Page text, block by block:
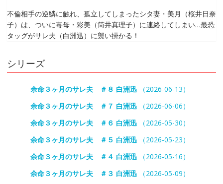
不倫相手の逆鱗に触れ、孤立してしまったシタ妻・美月（桜井日奈
子）は、ついに毒母・彩美（筒井真理子）に連絡してしまい…最恐
タッグがサレ夫（白洲迅）に襲い掛かる！
シリーズ
余命３ヶ月のサレ夫 ＃８ 白洲迅（2026-06-13）
余命３ヶ月のサレ夫 ＃７ 白洲迅（2026-06-06）
余命３ヶ月のサレ夫 ＃６ 白洲迅（2026-05-30）
余命３ヶ月のサレ夫 ＃５ 白洲迅（2026-05-23）
余命３ヶ月のサレ夫 ＃４ 白洲迅（2026-05-16）
余命３ヶ月のサレ夫 ＃３ 白洲迅（2026-05-09）